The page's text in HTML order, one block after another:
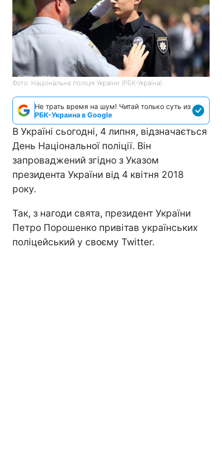
Фото: Національна поліція України (РБК-Україна)
Не трать время на шум! Читай только суть из
РБК-Украина в Google
В Україні сьогодні, 4 липня, відзначається
День Національної поліції. Він
запроваджений згідно з Указом
президента України від 4 квітня 2018
року.
Так, з нагоди свята, президент України
Петро Порошенко привітав українських
поліцейський у своєму Twitter.